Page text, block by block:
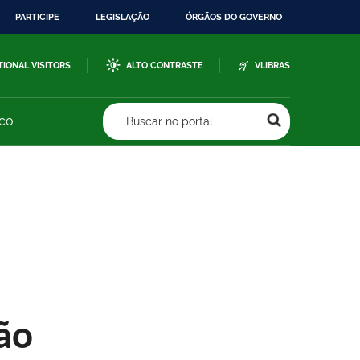
PARTICIPE LEGISLAÇÃO ÓRGÃOS DO GOVERNO
VISITORS ALTO CONTRASTE VLIBRAS
Buscar no portal